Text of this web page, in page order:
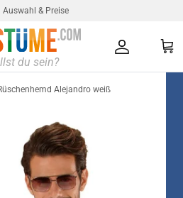
Auswahl & Preise
Alejandro weiß